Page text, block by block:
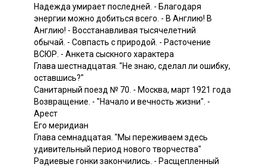
Надежда умирает последней. - Благодаря
энергии можно добиться всего. - В Англию! В
Англию! - Восстанавливая тысячелетний
обычай. - Совпасть с природой. - Расточение
ВСЮР. - Анкета сыскного характера
Глава шестнадцатая. "Не знаю, сделал ли ошибку,
оставшись?"
Санитарный поезд № 70. - Москва, март 1921 года
Возвращение. - "Начало и вечность жизни". -
Арест
Его меридиан
Глава семнадцатая. "Мы переживаем здесь
удивительный период нового творчества"
Радиевые гонки закончились. - Расщепленный